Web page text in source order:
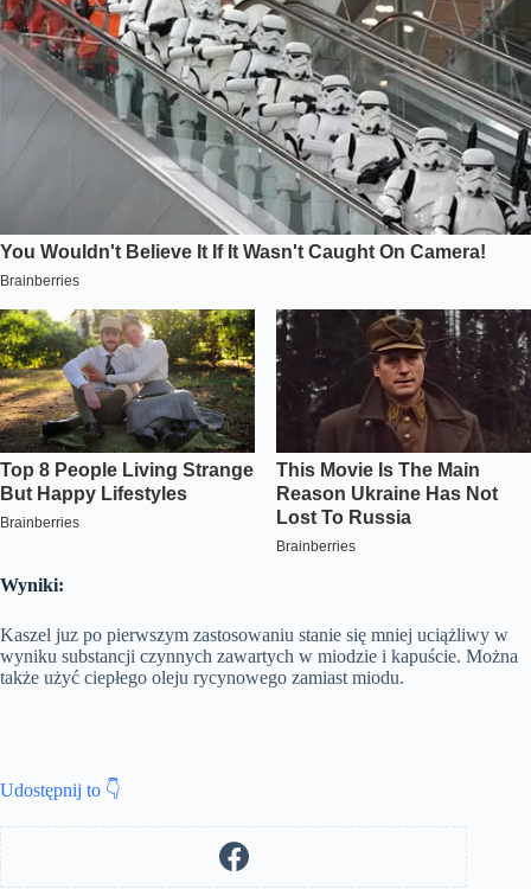
Wyniki:
Kaszel juz po pierwszym zastosowaniu stanie się mniej uciążliwy w
wyniku substancji czynnych zawartych w miodzie i kapuście. Można
także użyć ciepłego oleju rycynowego zamiast miodu.
Udostępnij to 👇